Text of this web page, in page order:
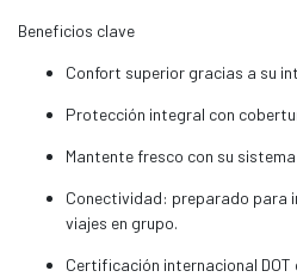
Beneficios clave
Confort superior gracias a su
Protección integral con
Mantente fresco con su
Conectividad: preparado para
viajes en grupo.
Certificación internacional